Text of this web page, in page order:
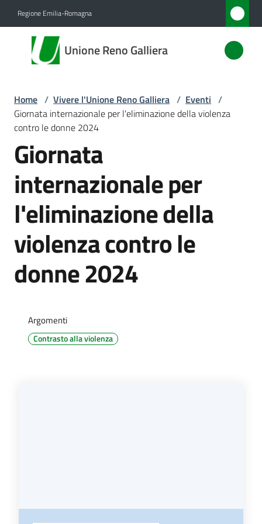
Regione Emilia-Romagna
Unione Reno Galliera
Unione
Reno
Amministrazione
Novità
Servizi
Vivere
l'Unione
Menu selezionato
trasparente
Home / Vivere l'Unione Reno Galliera / Eventi /
Giornata internazionale per l'eliminazione della violenza
contro le donne 2024
Giornata
internazionale per
l'eliminazione della
violenza contro le
donne 2024
Argomenti
Contrasto alla violenza